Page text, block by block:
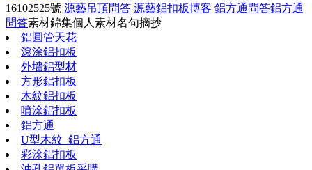
16102525號 源藝吊頂問答 源藝鋁扣板博客 鋁方通問答鋁方通
問答素材錦集個人素材名句摘抄
鋁圓管天花
滾涂鋁扣板
外墻鋁型材
方形鋁扣板
木紋鋁扣板
噴涂鋁扣板
鋁方通
U型木紋_鋁方通
彩涂鋁扣板